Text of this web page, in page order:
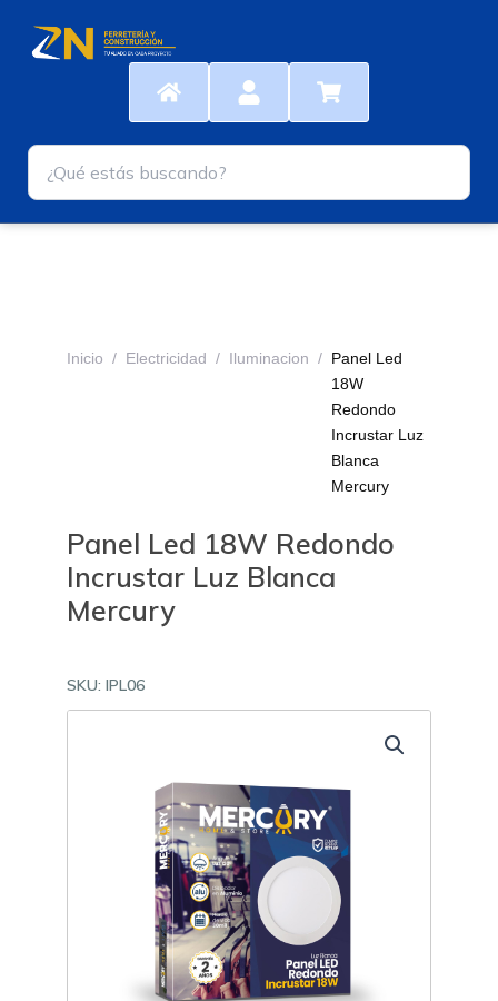
contenido
Inicio / Electricidad / Iluminacion / Panel Led
18W
Redondo
Incrustar Luz
Blanca
Mercury
Panel Led 18W Redondo
Incrustar Luz Blanca
Mercury
SKU: IPL06